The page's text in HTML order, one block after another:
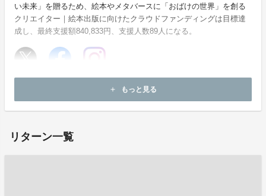
い未来」を贈るため、絵本やメタバースに「おばけの世界」を創る
クリエイター｜絵本出版に向けたクラウドファンディングは目標達
成し、最終支援額840,833円、支援人数89人になる。
add もっと見る
リターン一覧